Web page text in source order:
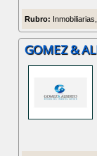
Rubro:
GOMEZ &